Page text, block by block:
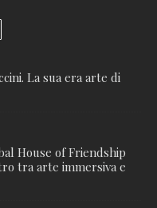
La sua era arte di
House of Friendship
tra arte immersiva e